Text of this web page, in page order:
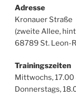
Adresse
Kronauer Straße
(zweite Allee,
68789 St. Leon-
Trainingszeiten
Mittwochs, 17.00
Donnerstags,